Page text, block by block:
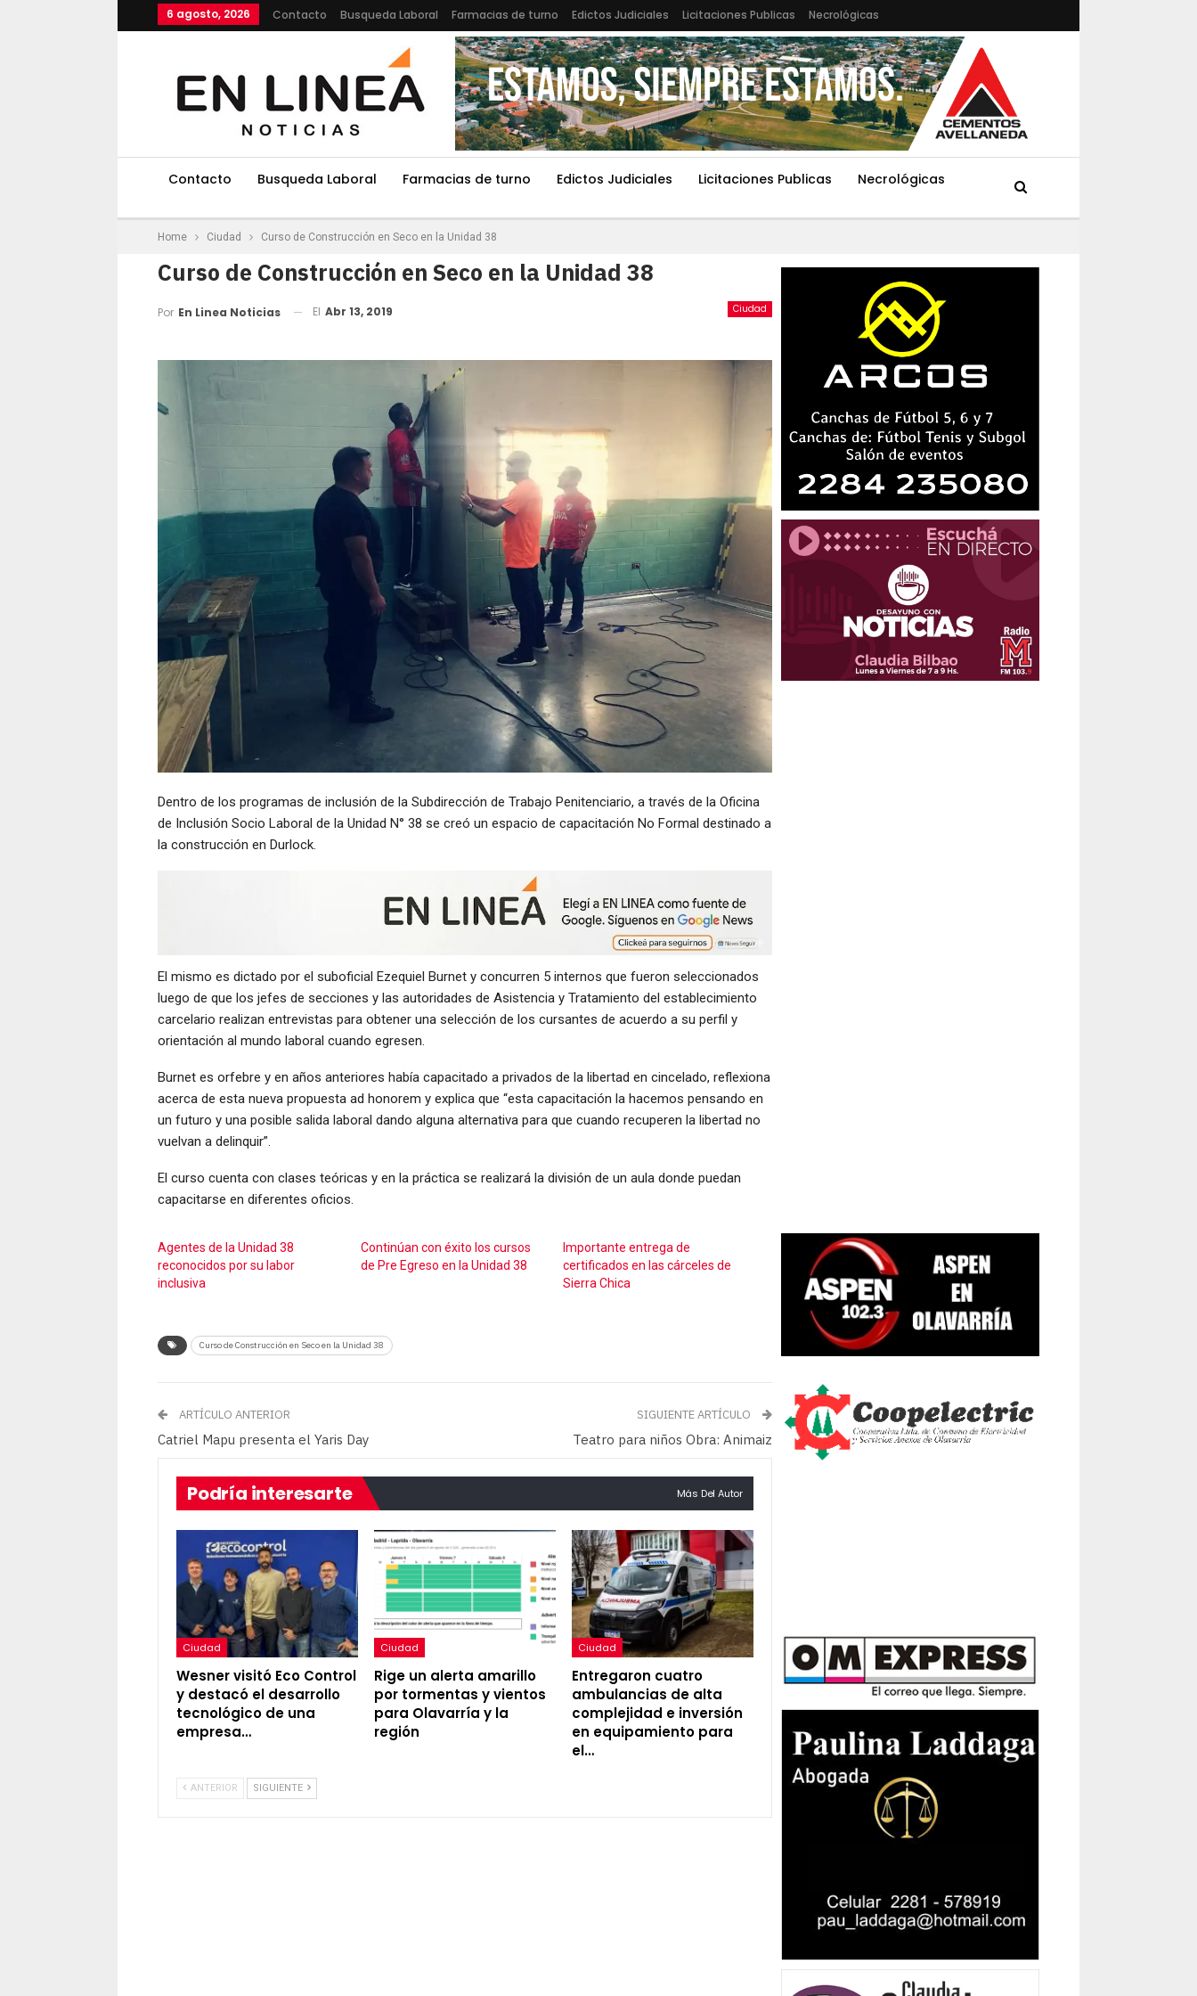
6 agosto, 2026 Contacto Busqueda Laboral Farmacias de turno Edictos Judiciales Licitaciones Publicas Necrológicas
Contacto Busqueda Laboral Farmacias de turno Edictos Judiciales Licitaciones Publicas Necrológicas
Home Ciudad Curso de Construcción en Seco en la Unidad 38
Curso de Construcción en Seco en la Unidad 38
Ciudad
Por En Linea Noticias El Abr 13, 2019
Dentro de los programas de inclusión de la Subdirección de Trabajo Penitenciario, a través de la Oficina
de Inclusión Socio Laboral de la Unidad N° 38 se creó un espacio de capacitación No Formal destinado a
la construcción en Durlock.
El mismo es dictado por el suboficial Ezequiel Burnet y concurren 5 internos que fueron seleccionados
luego de que los jefes de secciones y las autoridades de Asistencia y Tratamiento del establecimiento
carcelario realizan entrevistas para obtener una selección de los cursantes de acuerdo a su perfil y
orientación al mundo laboral cuando egresen.
Burnet es orfebre y en años anteriores había capacitado a privados de la libertad en cincelado, reflexiona
acerca de esta nueva propuesta ad honorem y explica que “esta capacitación la hacemos pensando en
un futuro y una posible salida laboral dando alguna alternativa para que cuando recuperen la libertad no
vuelvan a delinquir”.
El curso cuenta con clases teóricas y en la práctica se realizará la división de un aula donde puedan
capacitarse en diferentes oficios.
Agentes de la Unidad 38
reconocidos por su labor
inclusiva
Continúan con éxito los cursos
de Pre Egreso en la Unidad 38
Importante entrega de
certificados en las cárceles de
Sierra Chica
Curso de Construcción en Seco en la Unidad 38
ARTÍCULO ANTERIOR
Catriel Mapu presenta el Yaris Day
SIGUIENTE ARTÍCULO
Teatro para niños Obra: Animaiz
Podría interesarte Más Del Autor
Ciudad
Wesner visitó Eco Control
y destacó el desarrollo
tecnológico de una
empresa…
Ciudad
Rige un alerta amarillo
por tormentas y vientos
para Olavarría y la
región
Ciudad
Entregaron cuatro
ambulancias de alta
complejidad e inversión
en equipamiento para
el…
ANTERIOR SIGUIENTE